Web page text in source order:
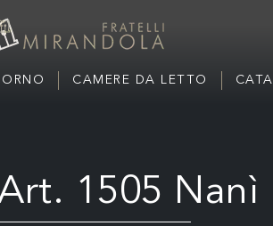
CAMERE DA LETTO
1505 Nanì